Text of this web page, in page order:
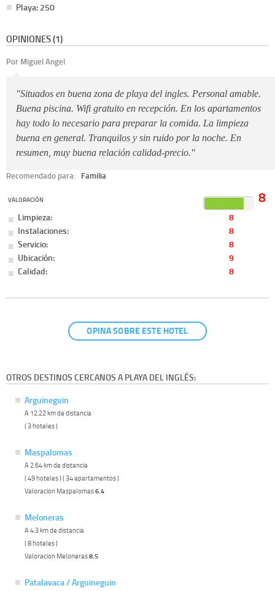
Playa: 250
OPINIONES (1)
Por Miguel Angel
"Situados en buena zona de playa del ingles. Personal amable.
Buena piscina. Wifi gratuito en recepción. En los apartamentos
hay todo lo necesario para preparar la comida. La limpieza
buena en general. Tranquilos y sin ruido por la noche. En
resumen, muy buena relación calidad-precio."
Recomendado para: Familia
VALORACIÓN 8
Limpieza:
8
Instalaciones:
8
Servicio:
8
Ubicación:
9
Calidad:
8
OPINA SOBRE ESTE HOTEL
OTROS DESTINOS CERCANOS A PLAYA DEL INGLÉS:
Arguineguin
A 12.22 km de distancia
( 3 hoteles )
Maspalomas
A 2.64 km de distancia
( 49 hoteles ) ( 34 apartamentos )
Valoracion Maspalomas6.4
Meloneras
A 4.3 km de distancia
( 8 hoteles )
Valoracion Meloneras8.5
Patalavaca / Arguineguin